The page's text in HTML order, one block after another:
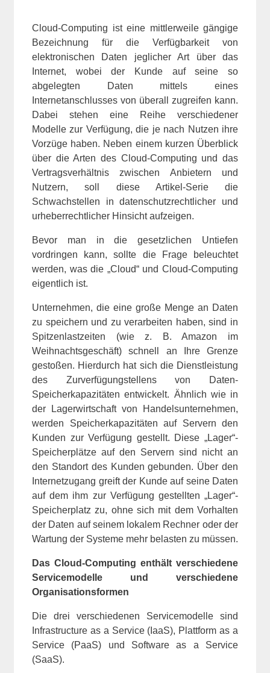
Cloud-Computing ist eine mittlerweile gängige
Bezeichnung für die Verfügbarkeit von
elektronischen Daten jeglicher Art über das
Internet, wobei der Kunde auf seine so
abgelegten Daten mittels eines
Internetanschlusses von überall zugreifen kann.
Dabei stehen eine Reihe verschiedener
Modelle zur Verfügung, die je nach Nutzen ihre
Vorzüge haben. Neben einem kurzen Überblick
über die Arten des Cloud-Computing und das
Vertragsverhältnis zwischen Anbietern und
Nutzern, soll diese Artikel-Serie die
Schwachstellen in datenschutzrechtlicher und
urheberrechtlicher Hinsicht aufzeigen.
Bevor man in die gesetzlichen Untiefen
vordringen kann, sollte die Frage beleuchtet
werden, was die „Cloud“ und Cloud-Computing
eigentlich ist.
Unternehmen, die eine große Menge an Daten
zu speichern und zu verarbeiten haben, sind in
Spitzenlastzeiten (wie z. B. Amazon im
Weihnachtsgeschäft) schnell an Ihre Grenze
gestoßen. Hierdurch hat sich die Dienstleistung
des Zurverfügungstellens von Daten-
Speicherkapazitäten entwickelt. Ähnlich wie in
der Lagerwirtschaft von Handelsunternehmen,
werden Speicherkapazitäten auf Servern den
Kunden zur Verfügung gestellt. Diese „Lager“-
Speicherplätze auf den Servern sind nicht an
den Standort des Kunden gebunden. Über den
Internetzugang greift der Kunde auf seine Daten
auf dem ihm zur Verfügung gestellten „Lager“-
Speicherplatz zu, ohne sich mit dem Vorhalten
der Daten auf seinem lokalem Rechner oder der
Wartung der Systeme mehr belasten zu müssen.
Das Cloud-Computing enthält verschiedene
Servicemodelle und verschiedene
Organisationsformen
Die drei verschiedenen Servicemodelle sind
Infrastructure as a Service (IaaS), Plattform as a
Service (PaaS) und Software as a Service
(SaaS).